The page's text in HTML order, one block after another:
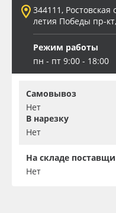
344111, Ростовская
летия Победы пр-
Режим работы
пн - пт 9:00 - 18:00
Самовывоз
Нет
В нарезку
Нет
На складе
Нет